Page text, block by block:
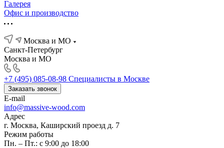
Галерея
Офис и производство
Москва и МО
Санкт-Петербург
Москва и МО
+7 (495) 085-08-98 Специалисты в Москве
Заказать звонок
E-mail
info@massive-wood.com
Адрес
г. Москва, Каширский проезд д. 7
Режим работы
Пн. – Пт.: с 9:00 до 18:00